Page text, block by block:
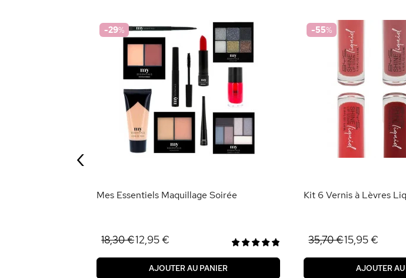
-29%
Mes Essentiels Maquillage Soirée
18,30 €12,95 €
AJOUTER AU PANIER
-55%
Kit 6 Vernis à Lèvres
35,70 €15,95 €
AJOUTER
‹